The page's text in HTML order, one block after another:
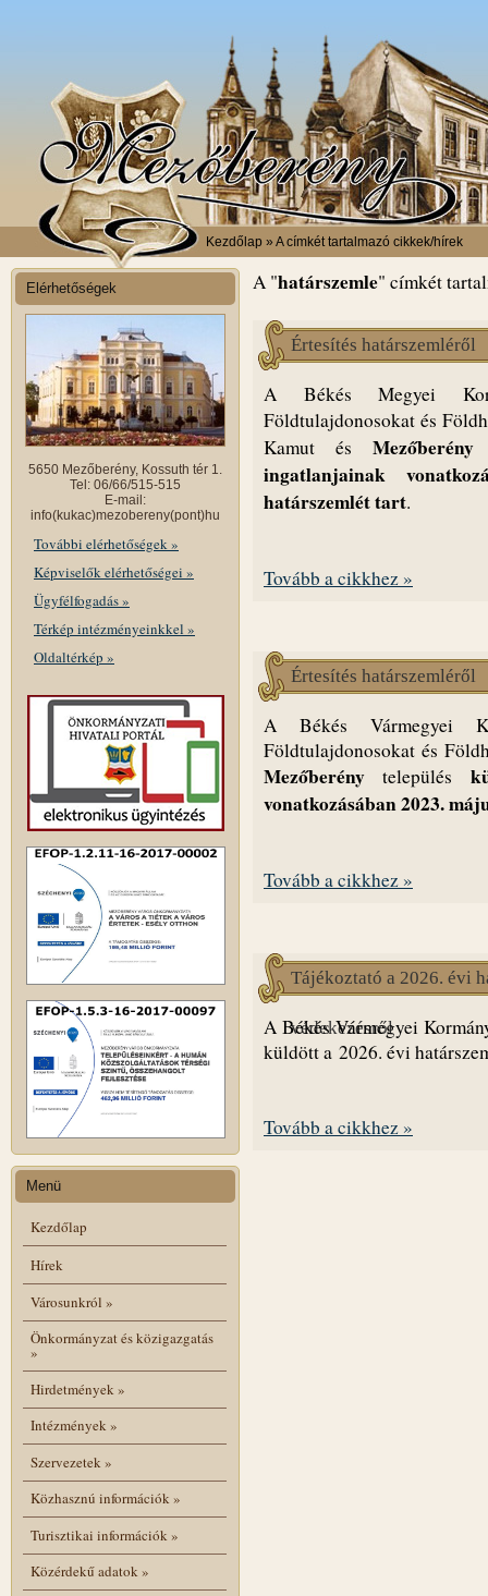
Kezdőlap » A címkét tartalmazó cikkek/hírek
Elérhetőségek
5650 Mezőberény, Kossuth tér 1.
Tel: 06/66/515-515
E-mail:
info(kukac)mezobereny(pont)hu
További elérhetőségek »
Képviselők elérhetőségei »
Ügyfélfogadás »
Térkép intézményeinkkel »
Oldaltérkép »
Menü
Kezdőlap
Hírek
Városunkról »
Önkormányzat és közigazgatás
»
Hirdetmények»
Intézmények»
Szervezetek»
Közhasznú információk»
Turisztikai információk»
Közérdekű adatok»
A "határszemle" címkét
Értesítés határszemléről
A Békés Megyei
Földtulajdonosokat és
Kamut és
ingatlanjainak
határszemlét tart.
Tovább a cikkhez »
Értesítés határszemléről
A Békés Vármegyei
Földtulajdonosokat és
Mezőberénytelepülés
vonatkozásában 2023.
Tovább a cikkhez »
Tájékoztató a 2026. évi
védekezésről
A Békés Vármegyei
küldött a 2026. évi
Tovább a cikkhez »